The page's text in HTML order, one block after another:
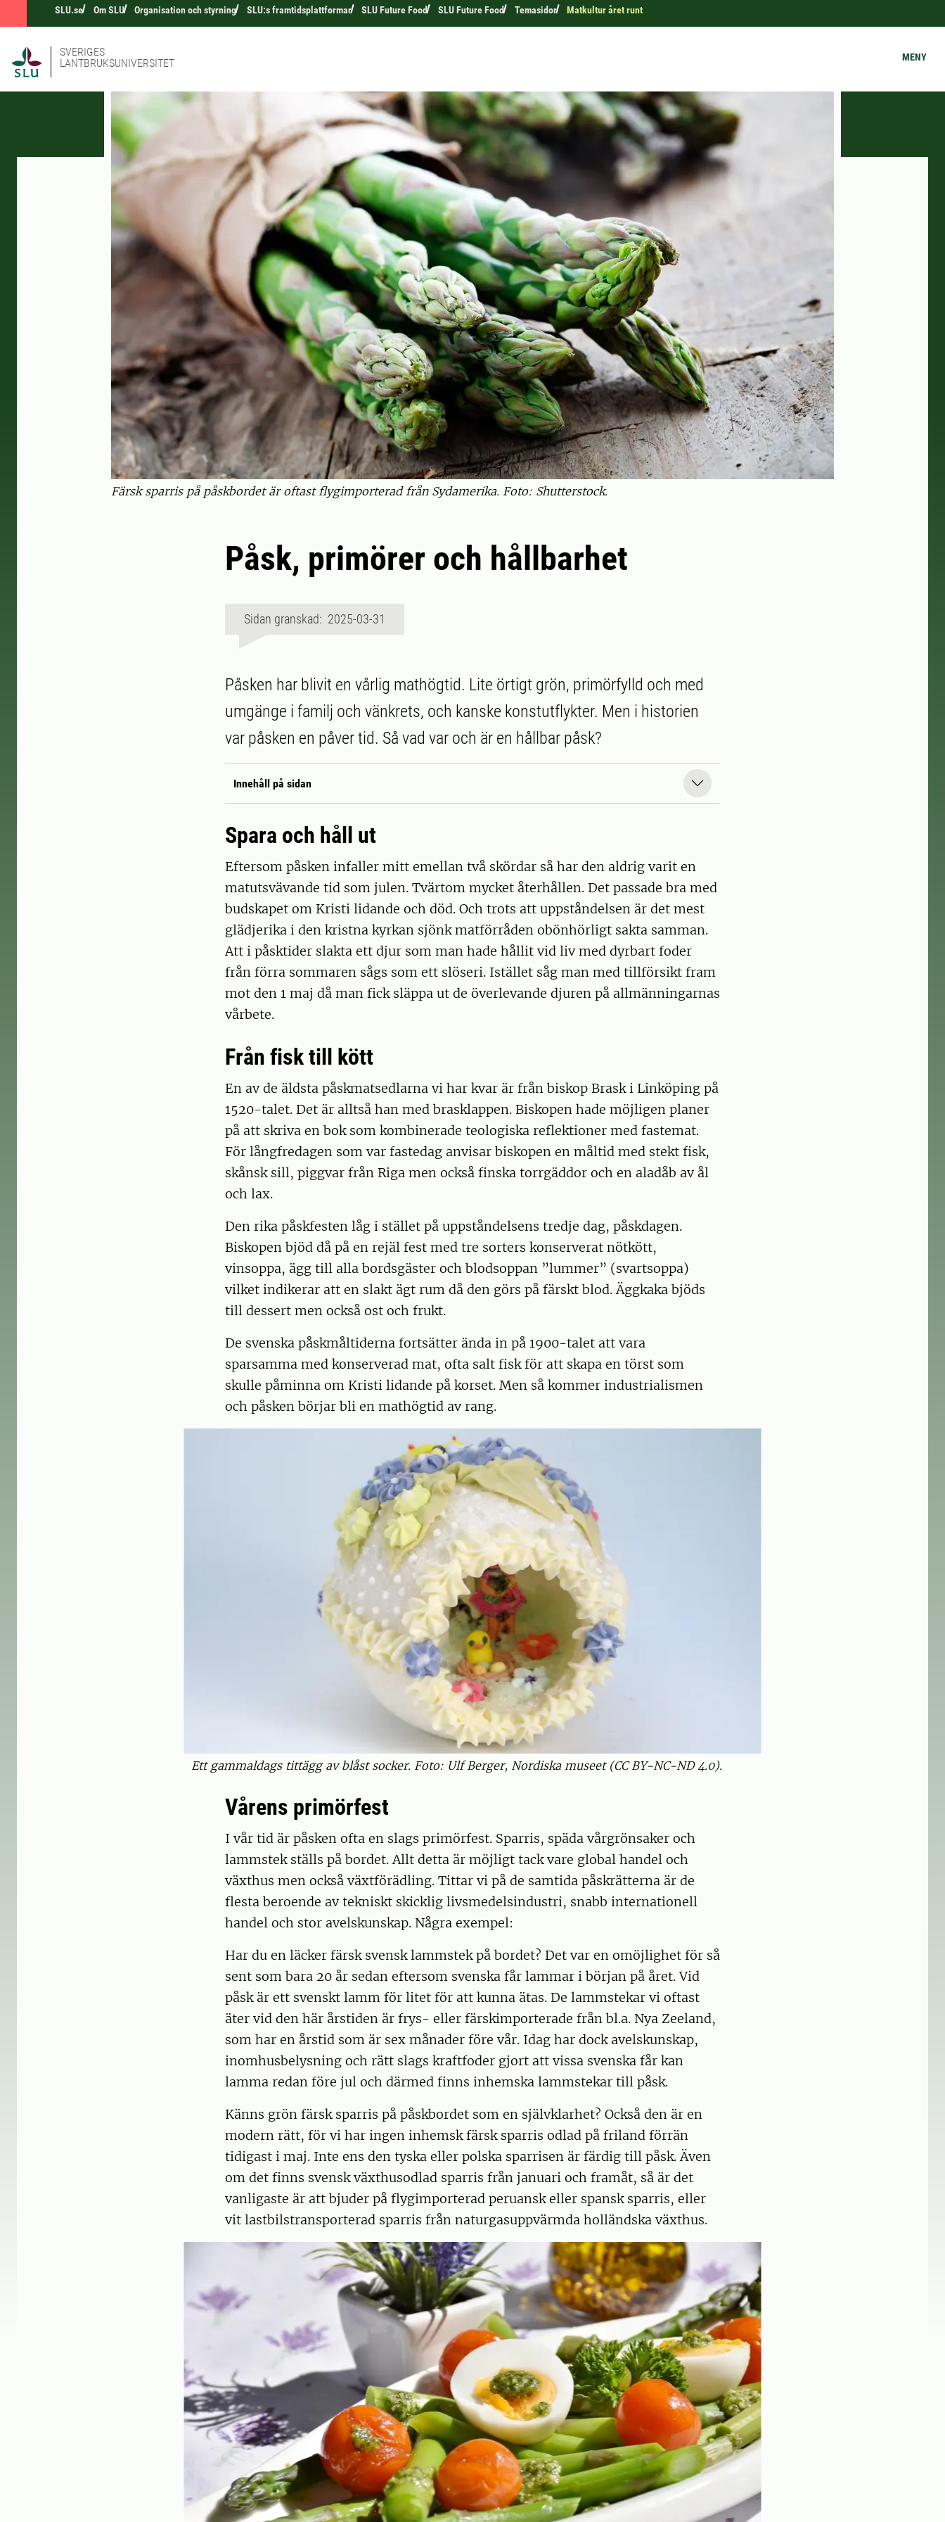
SLU.se Om SLU Organisation och styrning SLU:s framtidsplattformar SLU Future Food SLU Future Food Temasidor Matkultur året runt
SVERIGES
LANTBRUKSUNIVERSITET
MENY
Färsk sparris på påskbordet är oftast flygimporterad från Sydamerika. Foto: Shutterstock.
Påsk, primörer och hållbarhet
Sidan granskad: 2025-03-31
Påsken har blivit en vårlig mathögtid. Lite örtigt grön, primörfylld och med
umgänge i familj och vänkrets, och kanske konstutflykter. Men i historien
var påsken en påver tid. Så vad var och är en hållbar påsk?
Innehåll på sidan
Spara och håll ut
Eftersom påsken infaller mitt emellan två skördar så har den aldrig varit en
matutsvävande tid som julen. Tvärtom mycket återhållen. Det passade bra med
budskapet om Kristi lidande och död. Och trots att uppståndelsen är det mest
glädjerika i den kristna kyrkan sjönk matförråden obönhörligt sakta samman.
Att i påsktider slakta ett djur som man hade hållit vid liv med dyrbart foder
från förra sommaren sågs som ett slöseri. Istället såg man med tillförsikt fram
mot den 1 maj då man fick släppa ut de överlevande djuren på allmänningarnas
vårbete.
Från fisk till kött
En av de äldsta påskmatsedlarna vi har kvar är från biskop Brask i Linköping på
1520-talet. Det är alltså han med brasklappen. Biskopen hade möjligen planer
på att skriva en bok som kombinerade teologiska reflektioner med fastemat.
För långfredagen som var fastedag anvisar biskopen en måltid med stekt fisk,
skånsk sill, piggvar från Riga men också finska torrgäddor och en aladåb av ål
och lax.
Den rika påskfesten låg i stället på uppståndelsens tredje dag, påskdagen.
Biskopen bjöd då på en rejäl fest med tre sorters konserverat nötkött,
vinsoppa, ägg till alla bordsgäster och blodsoppan ”lummer” (svartsoppa)
vilket indikerar att en slakt ägt rum då den görs på färskt blod. Äggkaka bjöds
till dessert men också ost och frukt.
De svenska påskmåltiderna fortsätter ända in på 1900-talet att vara
sparsamma med konserverad mat, ofta salt fisk för att skapa en törst som
skulle påminna om Kristi lidande på korset. Men så kommer industrialismen
och påsken börjar bli en mathögtid av rang.
Ett gammaldags tittägg av blåst socker. Foto: Ulf Berger, Nordiska museet (CC BY-NC-ND 4.0).
Vårens primörfest
I vår tid är påsken ofta en slags primörfest. Sparris, späda vårgrönsaker och
lammstek ställs på bordet. Allt detta är möjligt tack vare global handel och
växthus men också växtförädling. Tittar vi på de samtida påskrätterna är de
flesta beroende av tekniskt skicklig livsmedelsindustri, snabb internationell
handel och stor avelskunskap. Några exempel:
Har du en läcker färsk svensk lammstek på bordet? Det var en omöjlighet för så
sent som bara 20 år sedan eftersom svenska får lammar i början på året. Vid
påsk är ett svenskt lamm för litet för att kunna ätas. De lammstekar vi oftast
äter vid den här årstiden är frys- eller färskimporterade från bl.a. Nya Zeeland,
som har en årstid som är sex månader före vår. Idag har dock avelskunskap,
inomhusbelysning och rätt slags kraftfoder gjort att vissa svenska får kan
lamma redan före jul och därmed finns inhemska lammstekar till påsk.
Känns grön färsk sparris på påskbordet som en självklarhet? Också den är en
modern rätt, för vi har ingen inhemsk färsk sparris odlad på friland förrän
tidigast i maj. Inte ens den tyska eller polska sparrisen är färdig till påsk. Även
om det finns svensk växthusodlad sparris från januari och framåt, så är det
vanligaste är att bjuder på flygimporterad peruansk eller spansk sparris, eller
vit lastbilstransporterad sparris från naturgasuppvärmda holländska växthus.